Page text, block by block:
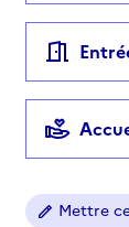
Mettre